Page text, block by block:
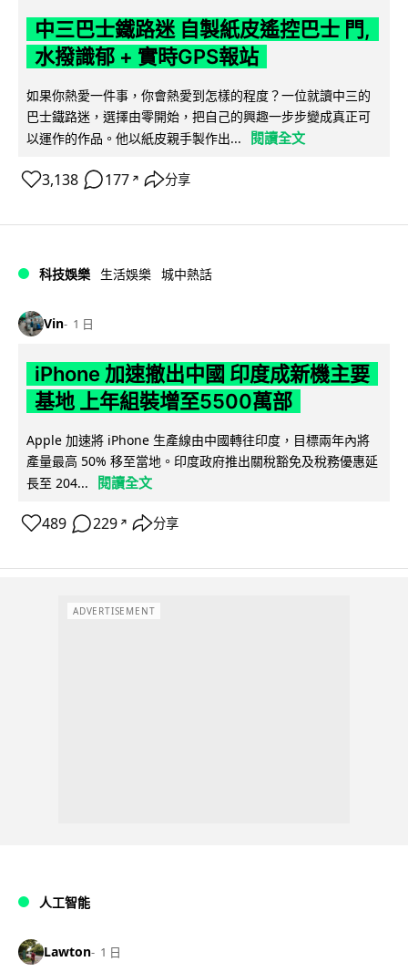
中三巴士鐵路迷 自製紙皮遙控巴士 門,
水撥識郁 + 實時GPS報站
如果你熱愛一件事，你會熱愛到怎樣的程度？一位就讀中三的
巴士鐵路迷，選擇由零開始，把自己的興趣一步步變成真正可
以運作的作品。他以紙皮親手製作出...
閱讀全文
3,138 177 ↗ 分享
科技娛樂 生活娛樂 城中熱話
Vin 1 日
iPhone 加速撤出中國 印度成新機主要
基地 上年組裝增至5500萬部
Apple 加速將 iPhone 生產線由中國轉往印度，目標兩年內將
產量最高 50% 移至當地。印度政府推出關稅豁免及稅務優惠延
長至 204...
閱讀全文
489 229 ↗ 分享
ADVERTISEMENT
人工智能
Lawton 1 日